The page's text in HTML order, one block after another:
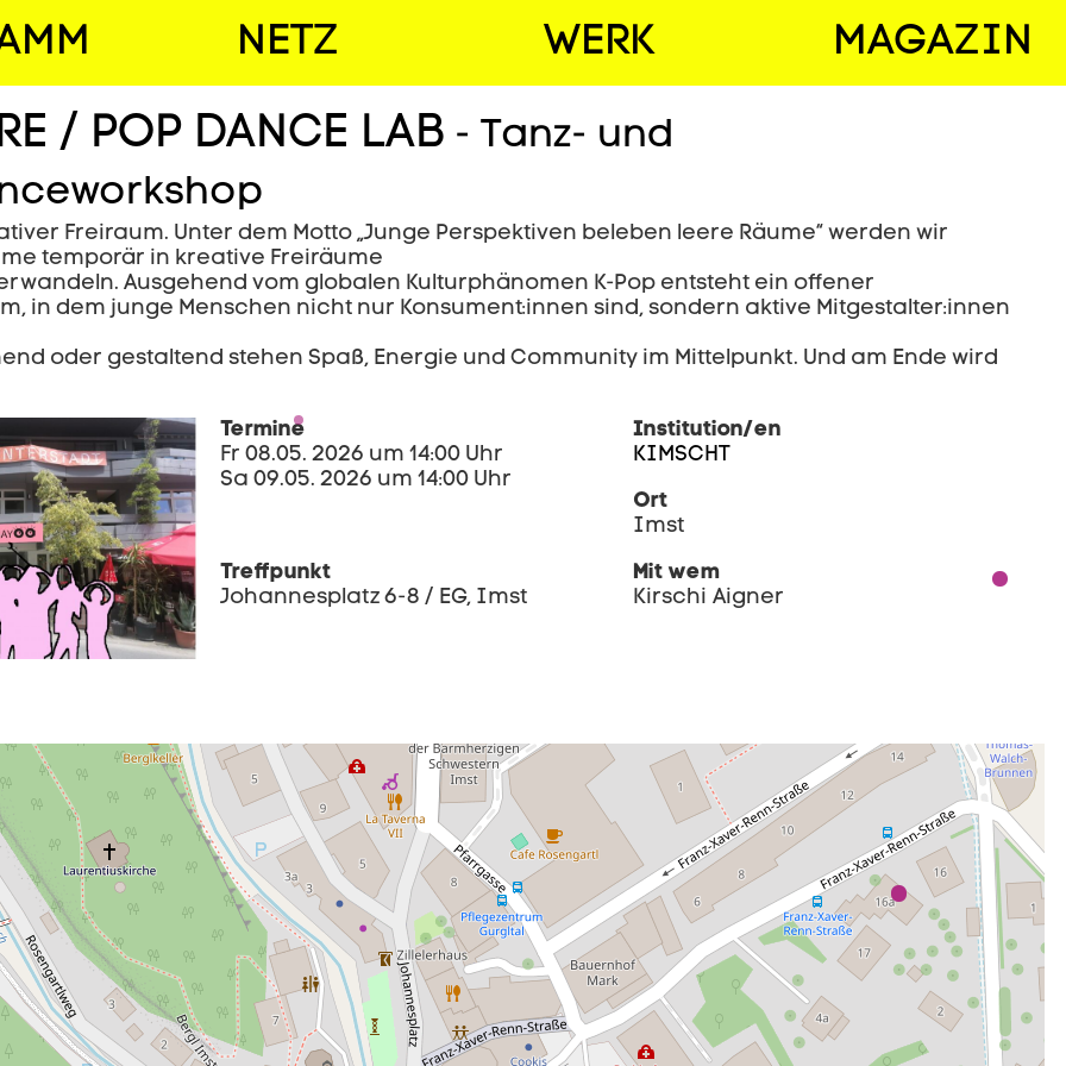
NETZ WERK MAGAZIN
/ POP DANCE LAB - Tanz- und
Freiraum. Unter dem Motto „Junge Perspektiven beleben leere Räume“ werden wir
temporär in kreative Freiräume
Ausgehend vom globalen Kulturphänomen K-Pop entsteht ein offener
in dem junge Menschen nicht nur Konsument:innen sind, sondern aktive Mitgestalter:innen
oder gestaltend stehen Spaß, Energie und Community im Mittelpunkt. Und am Ende wird
Termine
Fr 08.05. 2026 um 14:00 Uhr
Sa 09.05. 2026 um 14:00 Uhr
Institution/en
KIMSCHT
Ort
Imst
Treffpunkt
Johannesplatz 6-8 / EG, Imst
Mit wem
Kirschi Aigner